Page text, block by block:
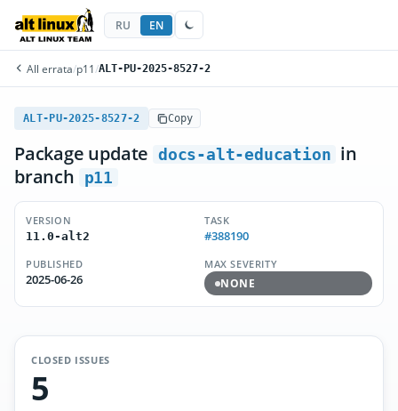
RU EN
All errata/p11 /ALT-PU-2025-8527-2
ALT-PU-2025-8527-2 Copy
Package update docs-alt-education in
branch
p11
VERSION
11.0-alt2
TASK
#388190
PUBLISHED
2025-06-26
MAX SEVERITY
NONE
CLOSED ISSUES
5